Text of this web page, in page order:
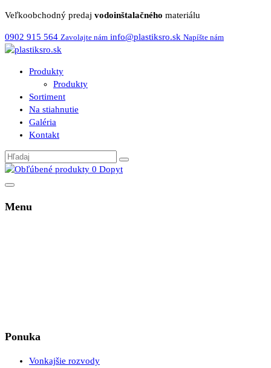
Veľkoobchodný predaj vodoinštalačného materiálu
0902 915 564 Zavolajte nám info@plastiksro.sk Napíšte nám
Produkty
Produkty
Sortiment
Na stiahnutie
Galéria
Kontakt
0 Dopyt
Menu
Ponuka
Vonkajšie rozvody